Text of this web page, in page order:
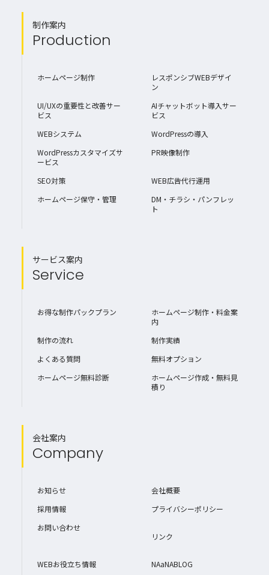
制作案内
Production
ホームページ制作
レスポンシブWEBデザイ
ン
UI/UXの重要性と改善サー
ビス
AIチャットボット導入サー
ビス
WEBシステム
WordPressの導入
WordPressカスタマイズサ
ービス
PR映像制作
SEO対策
WEB広告代行運用
ホームページ保守・管理
DM・チラシ・パンフレッ
ト
サービス案内
Service
お得な制作パックプラン
ホームページ制作・料金案
内
制作の流れ
制作実績
よくある質問
無料オプション
ホームページ無料診断
ホームページ作成・無料見
積り
会社案内
Company
お知らせ
会社概要
採用情報
プライバシーポリシー
お問い合わせ
リンク
WEBお役立ち情報 NAaNABLOG